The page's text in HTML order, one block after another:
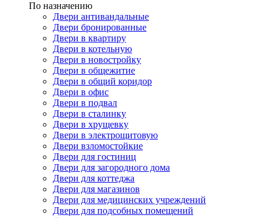
По назначению
Двери антивандальные
Двери бронированные
Двери в квартиру
Двери в котельную
Двери в новостройку
Двери в общежитие
Двери в общий коридор
Двери в офис
Двери в подвал
Двери в сталинку
Двери в хрущевку
Двери в электрощитовую
Двери взломостойкие
Двери для гостиниц
Двери для загородного дома
Двери для коттеджа
Двери для магазинов
Двери для медицинских учреждений
Двери для подсобных помещений